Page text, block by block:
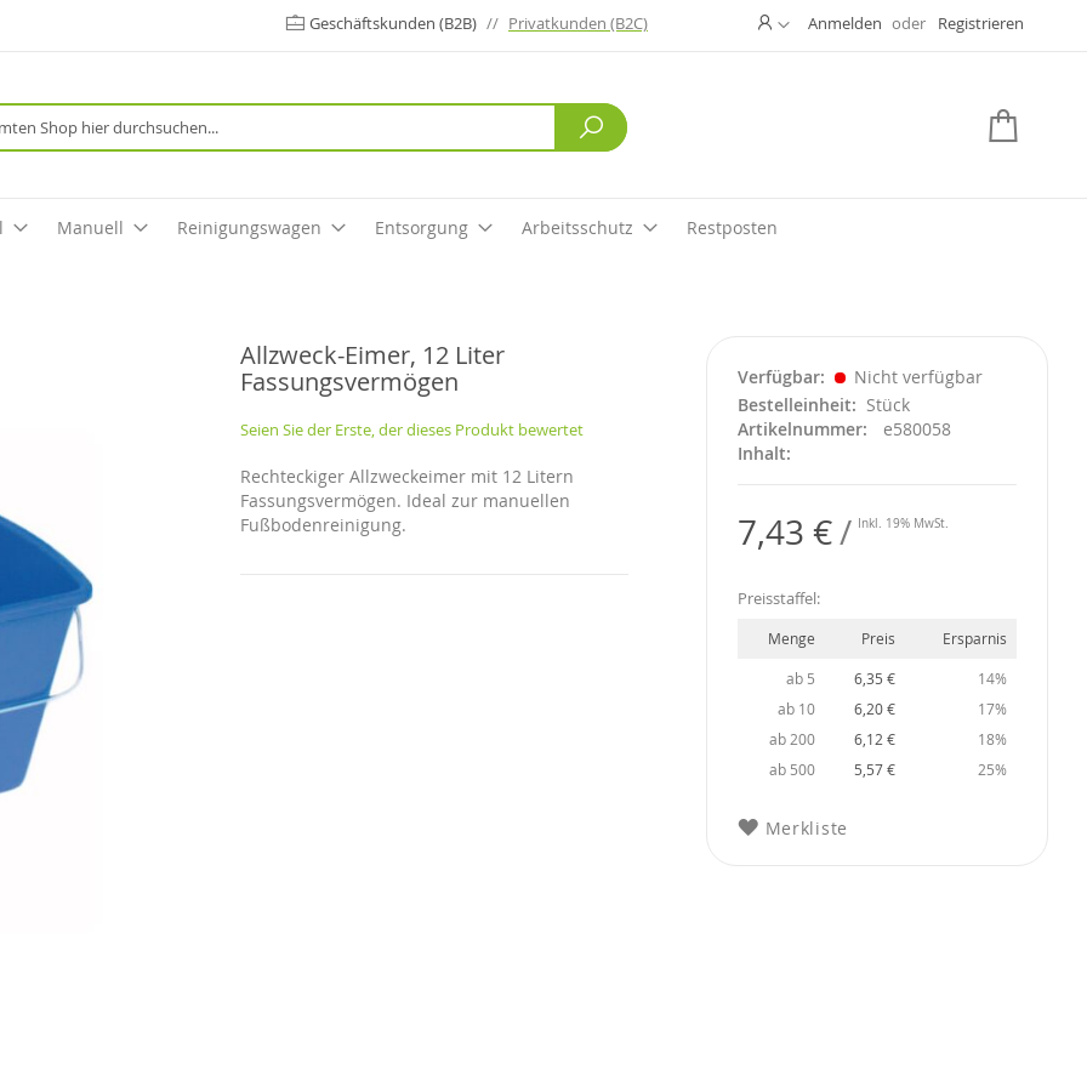
Geschäftskunden (B2B) // Privatkunden (B2C) ÄndernAnmelden Registrieren
Suche
Suche
Manuell Reinigungswagen Entsorgung Arbeitsschutz Restposten
Allzweck-Eimer, 12 Liter
Fassungsvermögen
Seien Sie der Erste, der dieses Produkt bewertet
Rechteckiger Allzweckeimer mit 12 Litern
Fassungsvermögen. Ideal zur manuellen
Fußbodenreinigung.
Verfügbar
Nicht verfügbar
Bestelleinheit
Stück
Artikelnummer
e580058
Inhalt
7,43 € Inkl. 19% MwSt.
Preisstaffel:
Menge Preis Ersparnis
ab 5 6,35 €
14%
ab 10
6,20 €
17%
ab 200
6,12 €
18%
ab 500
5,57 € 25%
Merkliste